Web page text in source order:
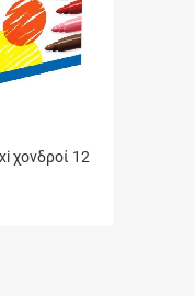
χονδροί 12